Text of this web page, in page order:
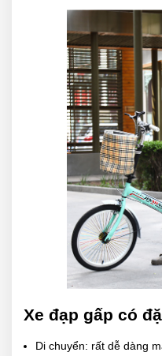
Xe đạp gấp có
Di chuyển: rất dễ dàng